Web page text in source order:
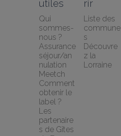
utiles
Qui
sommes-
nous ?
Assurance
séjour/an
nulation
Meetch
Comment
obtenir le
label ?
Les
partenaire
s de Gîtes
rir
Liste des
commune
s
Découvre
z la
Lorraine